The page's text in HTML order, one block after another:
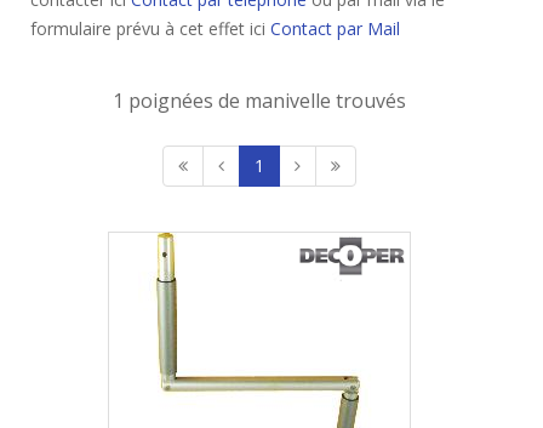
formulaire prévu à cet effet ici Contact par Mail
1 poignées de manivelle trouvés
1